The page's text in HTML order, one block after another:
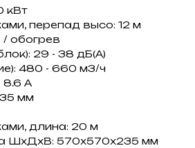
кВт
перепад высо: 12 м
обогрев
29 - 38 дБ(А)
480 - 660 м3/ч
A
мм
длина: 20 м
ШxДxВ: 570x570x235 мм